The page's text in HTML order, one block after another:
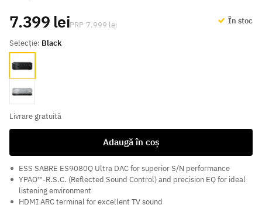
În stoc
Selecție: Black
Black
Silver
Livrare gratuită
7.399 lei 7.999 lei
Adaugă în coș
ESS SABRE ES9080Q Ultra DAC for superior S/N performance
YPAO™-R.S.C. (Reflected Sound Control) and precision EQ for ideal
listening environment
HDMI ARC terminal for excellent TV sound